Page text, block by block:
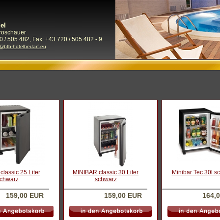
/ 505 482, Fax. +43 720 / 505 482 - 9
hotelbedarf.eu
25 Liter
159,00 EUR
MINIBAR classic 30 Liter
schwarz
159,00 EUR
Minibar Tec 30l